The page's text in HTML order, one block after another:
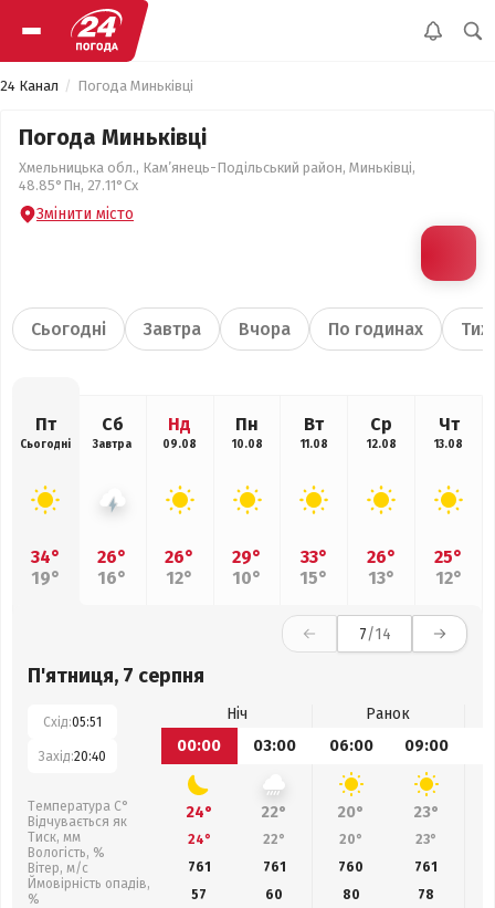
24 Канал Погода Миньківці
Погода Миньківці
Хмельницька обл., Кам’янець-Подільський район, Миньківці,
48.85°Пн, 27.11°Сх
Змінити місто
Сьогодні Завтра Вчора По годинах
Пт
Сьогодні
34°
19°
Сб
Завтра
26°
16°
Нд
09.08
26°
12°
Пн
10.08
29°
10°
Вт
11.08
33°
15°
Ср
12.08
26°
13°
Чт
13.08
25°
12°
7/14
П'ятниця, 7 серпня
Схід:05:51
Захід:20:40
Температура С°
Відчувається як
Тиск, мм
Вологість, %
Вітер, м/с
Ймовірність опадів,
%
Ніч
Ранок
00:00
03:00 06:00 09:00
24° 22° 20° 23°
24° 22° 20° 23°
761
761 760 761
57
60 80 78